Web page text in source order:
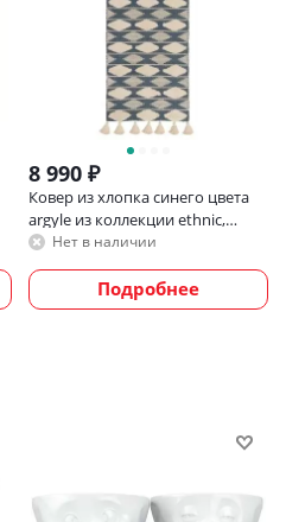
8 990₽
Ковер из хлопка синего цвета
argyle из коллекции ethnic,
70х160 см
Нет в наличии
Подробнее